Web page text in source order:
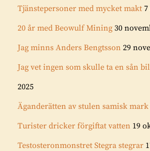
Tjänstepersoner med mycket makt 7
20 år med Beowulf Mining 30
Jag minns Anders Bengtsson 29
Jag vet ingen som skulle ta en sån
2025
Äganderätten av stulen samisk mark
Turister dricker förgiftat vatten 19
Testosteronmonstret Stegra stegrar